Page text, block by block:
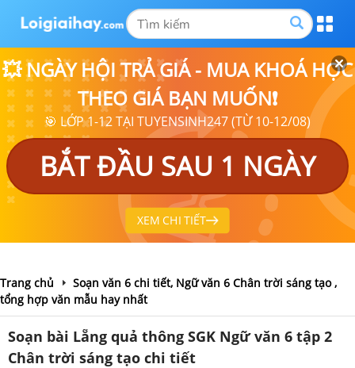
💥 NGÀY HỘI TRẢ GIÁ - MUA KHOÁ HỌC
THEO GIÁ BẠN MUỐN❗
🎯 LỚP 1-12 TẠI TUYENSINH247 (TỪ 10-12/08)
BẮT ĐẦU SAU 1 NGÀY
XEM CHI TIẾT
Trang chủ
Soạn văn 6 chi tiết, Ngữ văn 6 Chân trời sáng tạo ,
tổng hợp văn mẫu hay nhất
Soạn bài Lẵng quả thông SGK Ngữ văn 6 tập 2
Chân trời sáng tạo chi tiết